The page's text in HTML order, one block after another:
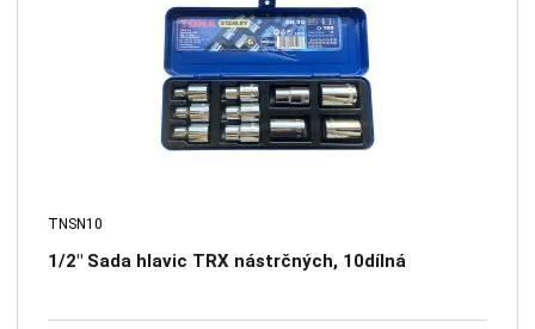
TNSN10
1/2" Sada hlavic TRX nástrčných, 10dílná